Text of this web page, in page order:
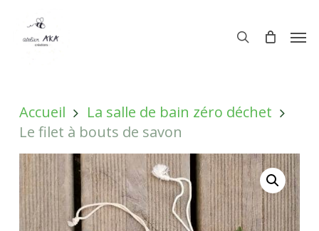
main
content
search
Accueil
La salle de bain zéro déchet
Le filet à bouts de savon